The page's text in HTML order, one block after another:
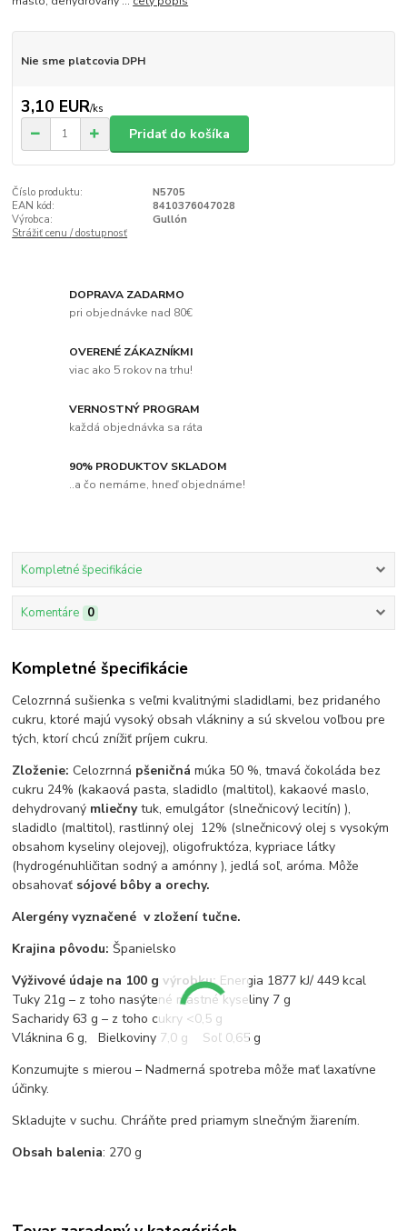
Nie sme platcovia DPH
3,10 EUR/ks
Pridať do košíka
Číslo produktu:
N5705
EAN kód:
8410376047028
Výrobca:
Gullón
Strážiť cenu / dostupnosť
DOPRAVA ZADARMO
pri objednávke nad 80€
OVERENÉ ZÁKAZNÍKMI
viac ako 5 rokov na trhu!
VERNOSTNÝ PROGRAM
každá objednávka sa ráta
90% PRODUKTOV SKLADOM
..a čo nemáme, hneď objednáme!
Kompletné špecifikácie
Komentáre 0
Kompletné špecifikácie
Celozrnná sušienka s veľmi kvalitnými sladidlami, bez pridaného
cukru, ktoré majú vysoký obsah vlákniny a sú skvelou voľbou pre
tých, ktorí chcú znížiť príjem cukru.
Zloženie: Celozrnná pšeničná múka 50 %, tmavá čokoláda bez
cukru 24% (kakaová pasta, sladidlo (maltitol), kakaové maslo,
dehydrovaný mliečnytuk, emulgátor (slnečnicový lecitín) ),
sladidlo (maltitol), rastlinný olej 12% (slnečnicový olej s vysokým
obsahom kyseliny olejovej), oligofruktóza, kypriace látky
(hydrogénuhličitan sodný a amónny ), jedlá soľ, aróma. Môže
obsahovať sójové bôby a orechy.
Alergény vyznačené v zložení tučne.
Krajina pôvodu: Španielsko
Výživové údaje na 100 g výrobku: Energia 1877 kJ/ 449 kcal
Tuky 21g – z toho nasýtené mastné kyseliny 7 g
Sacharidy 63 g – z toho cukry <0,5 g
Vláknina 6 g, Bielkoviny 7,0 g Soľ 0,65 g
Konzumujte s mierou – Nadmerná spotreba môže mať laxatívne
účinky.
Skladujte v suchu. Chráňte pred priamym slnečným žiarením.
Obsah balenia: 270 g